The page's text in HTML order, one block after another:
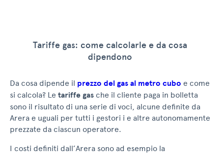
Tariffe gas: come calcolarle e da cosa
dipendono
Da cosa dipende il prezzo del gas al metro cubo e come
si calcola? Le tariffe gas che il cliente paga in bolletta
sono il risultato di una serie di voci, alcune definite da
Arera e uguali per tutti i gestori i e altre autonomamente
prezzate da ciascun operatore.
I costi definiti dall’Arera sono ad esempio la